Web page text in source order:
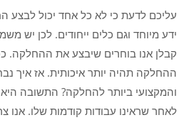
עליכם לדעת כי לא כל אחד יכול לבצע
ידע מיוחד וגם כלים ייחודים. לכן יש
קבלן אנו בוחרים שיבצע את ההחלקה.
ההחלקה תהיה יותר איכותית. אז איך
והמקצועי ביותר להחלקה? התשובה
לאחר שראינו עבודות קודמות שלו. אנו